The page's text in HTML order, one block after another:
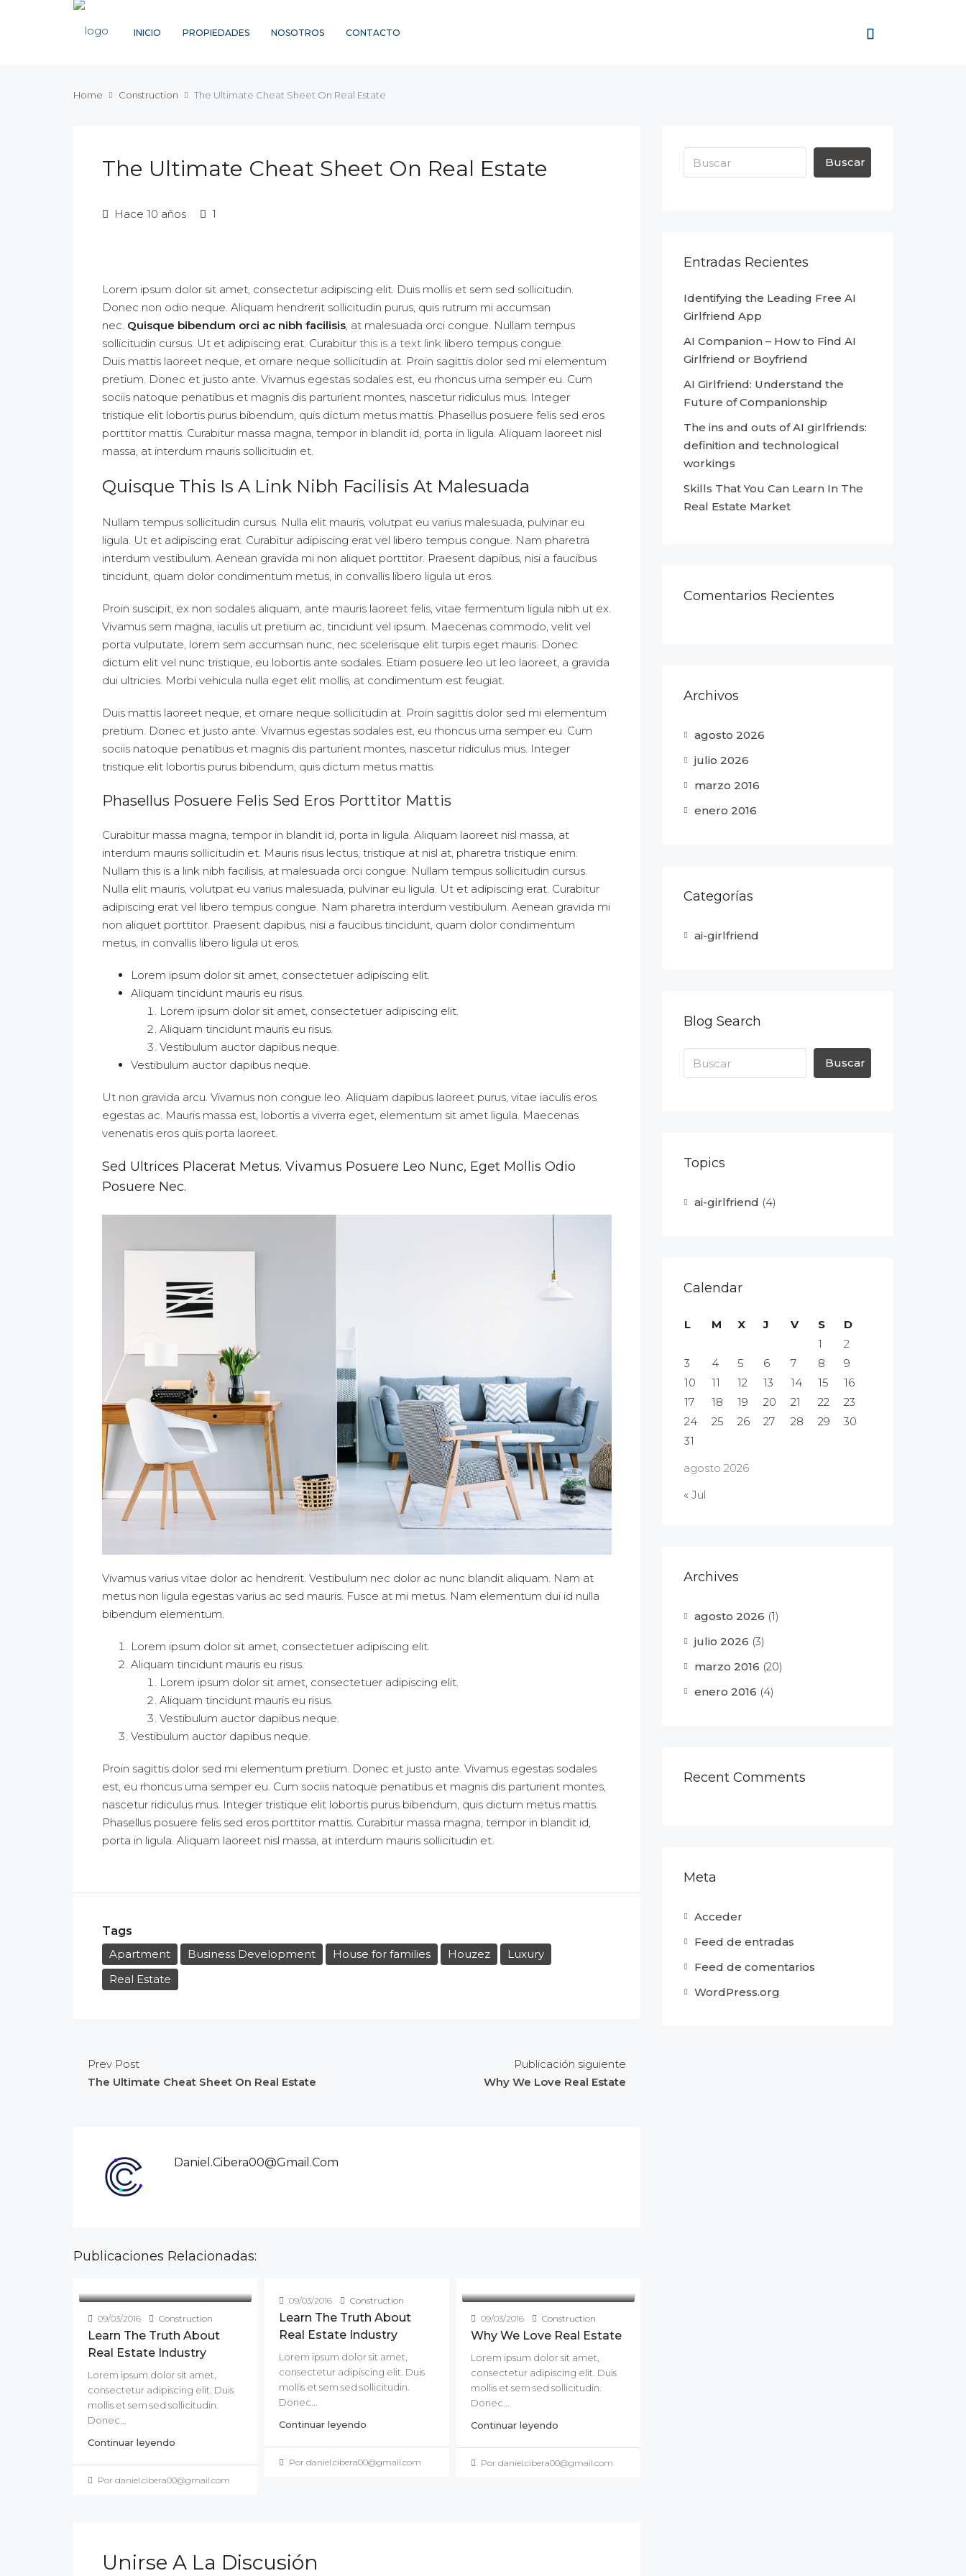
INICIO PROPIEDADES NOSOTROS CONTACTO
Home Construction The Ultimate Cheat Sheet On Real Estate
The Ultimate Cheat Sheet On Real Estate
Hace 10 años 1
Lorem ipsum dolor sit amet, consectetur adipiscing elit. Duis mollis et sem sed sollicitudin.
Donec non odio neque. Aliquam hendrerit sollicitudin purus, quis rutrum mi accumsan
nec. Quisque bibendum orci ac nibh facilisis, at malesuada orci congue. Nullam tempus
sollicitudin cursus. Ut et adipiscing erat. Curabitur this is a text link libero tempus congue.
Duis mattis laoreet neque, et ornare neque sollicitudin at. Proin sagittis dolor sed mi elementum
pretium. Donec et justo ante. Vivamus egestas sodales est, eu rhoncus urna semper eu. Cum
sociis natoque penatibus et magnis dis parturient montes, nascetur ridiculus mus. Integer
tristique elit lobortis purus bibendum, quis dictum metus mattis. Phasellus posuere felis sed eros
porttitor mattis. Curabitur massa magna, tempor in blandit id, porta in ligula. Aliquam laoreet nisl
massa, at interdum mauris sollicitudin et.
Quisque This Is A Link Nibh Facilisis At Malesuada
Nullam tempus sollicitudin cursus. Nulla elit mauris, volutpat eu varius malesuada, pulvinar eu
ligula. Ut et adipiscing erat. Curabitur adipiscing erat vel libero tempus congue. Nam pharetra
interdum vestibulum. Aenean gravida mi non aliquet porttitor. Praesent dapibus, nisi a faucibus
tincidunt, quam dolor condimentum metus, in convallis libero ligula ut eros.
Proin suscipit, ex non sodales aliquam, ante mauris laoreet felis, vitae fermentum ligula nibh ut ex.
Vivamus sem magna, iaculis ut pretium ac, tincidunt vel ipsum. Maecenas commodo, velit vel
porta vulputate, lorem sem accumsan nunc, nec scelerisque elit turpis eget mauris. Donec
dictum elit vel nunc tristique, eu lobortis ante sodales. Etiam posuere leo ut leo laoreet, a gravida
dui ultricies. Morbi vehicula nulla eget elit mollis, at condimentum est feugiat.
Duis mattis laoreet neque, et ornare neque sollicitudin at. Proin sagittis dolor sed mi elementum
pretium. Donec et justo ante. Vivamus egestas sodales est, eu rhoncus urna semper eu. Cum
sociis natoque penatibus et magnis dis parturient montes, nascetur ridiculus mus. Integer
tristique elit lobortis purus bibendum, quis dictum metus mattis.
Phasellus Posuere Felis Sed Eros Porttitor Mattis
Curabitur massa magna, tempor in blandit id, porta in ligula. Aliquam laoreet nisl massa, at
interdum mauris sollicitudin et. Mauris risus lectus, tristique at nisl at, pharetra tristique enim.
Nullam this is a link nibh facilisis, at malesuada orci congue. Nullam tempus sollicitudin cursus.
Nulla elit mauris, volutpat eu varius malesuada, pulvinar eu ligula. Ut et adipiscing erat. Curabitur
adipiscing erat vel libero tempus congue. Nam pharetra interdum vestibulum. Aenean gravida mi
non aliquet porttitor. Praesent dapibus, nisi a faucibus tincidunt, quam dolor condimentum
metus, in convallis libero ligula ut eros.
Lorem ipsum dolor sit amet, consectetuer adipiscing elit.
Aliquam tincidunt mauris eu risus.
Lorem ipsum dolor sit amet, consectetuer adipiscing elit.
Aliquam tincidunt mauris eu risus.
Vestibulum auctor dapibus neque.
Vestibulum auctor dapibus neque.
Ut non gravida arcu. Vivamus non congue leo. Aliquam dapibus laoreet purus, vitae iaculis eros
egestas ac. Mauris massa est, lobortis a viverra eget, elementum sit amet ligula. Maecenas
venenatis eros quis porta laoreet.
Sed Ultrices Placerat Metus. Vivamus Posuere Leo Nunc, Eget Mollis Odio
Posuere Nec.
Vivamus varius vitae dolor ac hendrerit. Vestibulum nec dolor ac nunc blandit aliquam. Nam at
metus non ligula egestas varius ac sed mauris. Fusce at mi metus. Nam elementum dui id nulla
bibendum elementum.
Lorem ipsum dolor sit amet, consectetuer adipiscing elit.
Aliquam tincidunt mauris eu risus.
Lorem ipsum dolor sit amet, consectetuer adipiscing elit.
Aliquam tincidunt mauris eu risus.
Vestibulum auctor dapibus neque.
Vestibulum auctor dapibus neque.
Proin sagittis dolor sed mi elementum pretium. Donec et justo ante. Vivamus egestas sodales
est, eu rhoncus urna semper eu. Cum sociis natoque penatibus et magnis dis parturient montes,
nascetur ridiculus mus. Integer tristique elit lobortis purus bibendum, quis dictum metus mattis.
Phasellus posuere felis sed eros porttitor mattis. Curabitur massa magna, tempor in blandit id,
porta in ligula. Aliquam laoreet nisl massa, at interdum mauris sollicitudin et.
Tags
Apartment
Business Development House for families Houzez
Luxury
Real Estate
Prev Post
The Ultimate Cheat Sheet On Real Estate
Publicación siguiente
Why We Love Real Estate
Daniel.cibera00@gmail.com
Publicaciones Relacionadas:
09/03/2016 Construction
Learn The Truth About
Real Estate Industry
Lorem ipsum dolor sit amet,
consectetur adipiscing elit. Duis
mollis et sem sed sollicitudin.
Donec...
Continuar leyendo
Por daniel.cibera00@gmail.com
09/03/2016 Construction
Learn The Truth About
Real Estate Industry
Lorem ipsum dolor sit amet,
consectetur adipiscing elit. Duis
mollis et sem sed sollicitudin.
Donec...
Continuar leyendo
Por daniel.cibera00@gmail.com
09/03/2016 Construction
Why We Love Real Estate
Lorem ipsum dolor sit amet,
consectetur adipiscing elit. Duis
mollis et sem sed sollicitudin.
Donec...
Continuar leyendo
Por daniel.cibera00@gmail.com
Unirse A La Discusión
Buscar
Entradas Recientes
Identifying the Leading Free AI
Girlfriend App
AI Companion – How to Find AI
Girlfriend or Boyfriend
AI Girlfriend: Understand the
Future of Companionship
The ins and outs of AI girlfriends:
definition and technological
workings
Skills That You Can Learn In The
Real Estate Market
Comentarios Recientes
Archivos
agosto 2026
julio 2026
marzo 2016
enero 2016
Categorías
ai-girlfriend
Blog Search
Buscar
Topics
ai-girlfriend (4)
Calendar
agosto 2026
L M X J V S
D
1
2
3
4 5 6 7 8
9
10
11 12 13 14 15
16
17
18 19 20 21 22
23
24
25 26 27 28 29
30
31
« Jul
Archives
agosto 2026 (1)
julio 2026 (3)
marzo 2016 (20)
enero 2016 (4)
Recent Comments
Meta
Acceder
Feed de entradas
Feed de comentarios
WordPress.org